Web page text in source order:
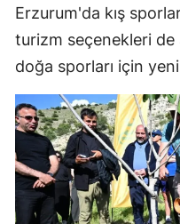
Erzurum'da kış
turizm seçenekleri de
doğa sporları için